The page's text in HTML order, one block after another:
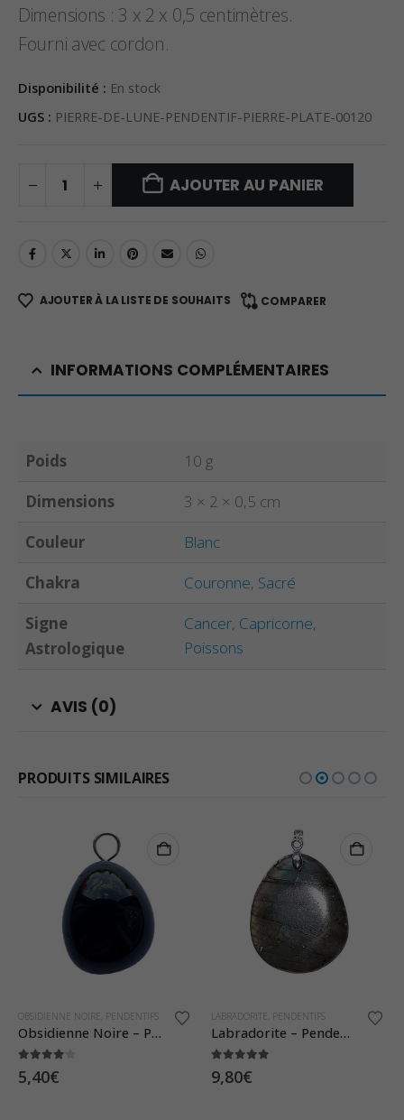
Dimensions : 3 x 2 x 0,5 centimètres.
Fourni avec cordon.
Disponibilité : En stock
UGS : PIERRE-DE-LUNE-PENDENTIF-PIERRE-PLATE-00120
AJOUTER AU PANIER
AJOUTER À LA LISTE DE SOUHAITS COMPARER
INFORMATIONS COMPLÉMENTAIRES
Poids
10 g
Dimensions
3 × 2 × 0,5 cm
Couleur
Blanc
Chakra
Couronne, Sacré
Signe
Astrologique
Cancer, Capricorne,
Poissons
AVIS (0)
PRODUITS SIMILAIRES
OBSIDIENNE NOIRE PENDENTIFS
Obsidienne Noire – Pendentif Pierre Roulée
5,40€
LABRADORITE PENDENTIFS
Labradorite – Pendentif Pierre Plate
9,80€